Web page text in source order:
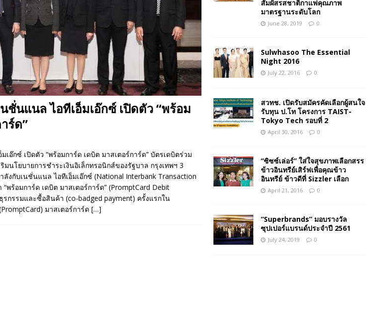
ชั่นแนล ไอทีเอ็มเอ๊กซ์ เปิดตัว “พร้อม
ร์ด”
อ๊กซ์ เปิดตัว “พร้อมการ์ด เดบิต มาสเตอร์การ์ด” บัตรเดบิตร่วม
นโยบายการชำระเงินอิเล็กทรอนิกส์ของรัฐบาล กรุงเทพฯ 3
งกับเนชั่นแนล ไอทีเอ็มเอ๊กซ์ (National Interbank Transaction
พร้อมการ์ด เดบิต มาสเตอร์การ์ด” (PromptCard Debit
รกรรมและซื้อสินค้า (co-badged payment) ครั้งแรกใน
มาสเตอร์การ์ด […]
สัมผัสรสชาติกาแฟคุณภาพ
มาตรฐานระดับโลก
June 28, 2019 0
Sulwhasoo The Essential
Night 2016
July 22, 2016 0
สวทช. เปิดรับสมัครคัดเลือกผู้สนใจ
รับทุน ป.โท โครงการ TAIST-
Tokyo Tech รอบที่ 2
April 30, 2016 0
“ซิซซ์เล่อร์” ใส่ใจสุขภาพเลือกสรร
ข้าวอินทรีย์เสิร์ฟเพื่อคุณข้าว
อินทรีย์ ข้าวดีที่ Sizzler เลือก
April 21, 2016 0
“Superbrands” มอบรางวัล
ซุปเปอร์แบรนด์ประจำปี 2561
July 24, 2019 0